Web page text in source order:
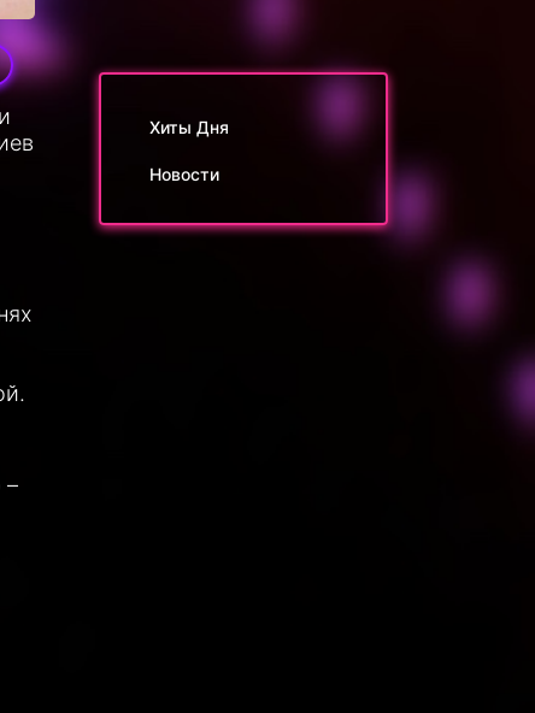
–
Хиты Дня
Новости